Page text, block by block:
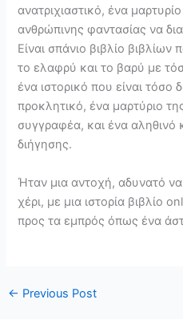
ανατριχιαστικό, ένα
ανθρώπινης φαντασίας να
Είναι σπάνιο βιβλίο βιβλίων
το ελαφρύ και το βαρύ με
ένα ιστορικό που είναι τόσο
προκλητικό, ένα μαρτύριο
συγγραφέα, και ένα αληθινό
διήγησης.
Ήταν μια αντοχή, αδυνατό
χέρι, με μια ιστορία βιβλίο
προς τα εμπρός όπως ένα
← Previous Post